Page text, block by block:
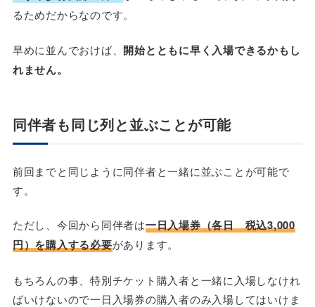
るためだからなのです。
早めに並んでおけば、 開始とともに早く入場できるかもし
れません。
同伴者も同じ列と並ぶことが可能
前回までと同じように同伴者と一緒に並ぶことが可能で
す。
ただし、今回から同伴者は一日入場券（各日 税込3,000
円）を購入する必要があります。
もちろんの事、特別チケット購入者と一緒に入場しなけれ
ばいけないので一日入場券の購入者のみ入場してはいけま